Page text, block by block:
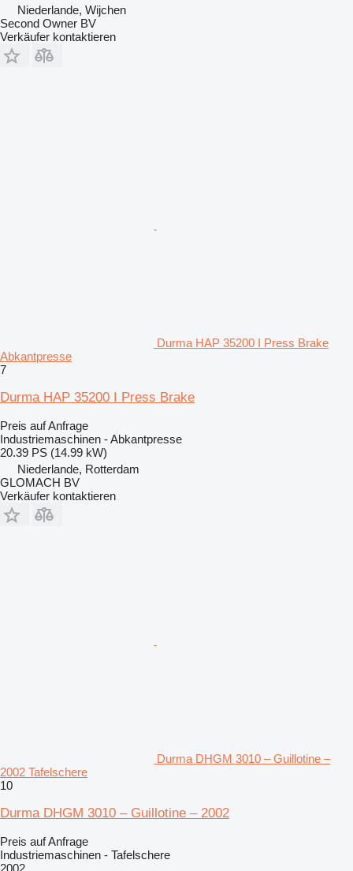
Niederlande, Wijchen
Second Owner BV
Verkäufer kontaktieren
Durma HAP 35200 I Press Brake
Abkantpresse
7
Durma HAP 35200 I Press Brake
Preis auf Anfrage
Industriemaschinen - Abkantpresse
20.39 PS (14.99 kW)
Niederlande, Rotterdam
GLOMACH BV
Verkäufer kontaktieren
Durma DHGM 3010 – Guillotine –
2002 Tafelschere
10
Durma DHGM 3010 – Guillotine – 2002
Preis auf Anfrage
Industriemaschinen - Tafelschere
2002